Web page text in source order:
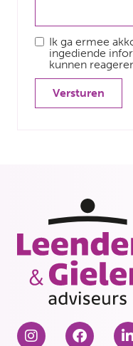
Ik ga ermee
ingediende
kunnen
Versturen